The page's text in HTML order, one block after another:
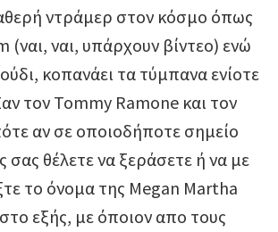
ντράμερ στον κόσμο όπως
(ναι, ναι, υπάρχουν βίντεο) ενώ
κοπανάει τα τύμπανα ενίοτε
τον Tommy Ramone και τον
αν σε οποιοδήποτε σημείο
σας θέλετε να ξεράσετε ή να με
το όνομα της Megan Martha
εξής, με όποιον απο τους